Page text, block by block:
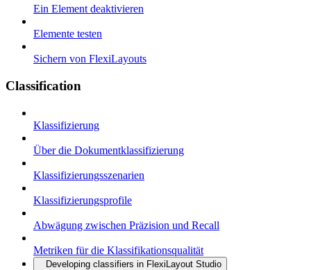
Ein Element deaktivieren
Elemente testen
Sichern von FlexiLayouts
Classification
Klassifizierung
Über die Dokumentklassifizierung
Klassifizierungsszenarien
Klassifizierungsprofile
Abwägung zwischen Präzision und Recall
Metriken für die Klassifikationsqualität
Developing classifiers in FlexiLayout Studio